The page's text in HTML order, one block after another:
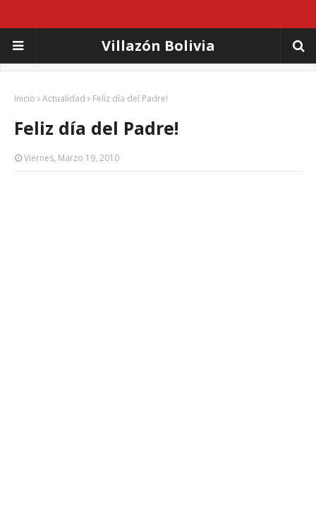
Villazón Bolivia
Inicio Actualidad Feliz día del Padre!
Feliz día del Padre!
Viernes, Marzo 19, 2010